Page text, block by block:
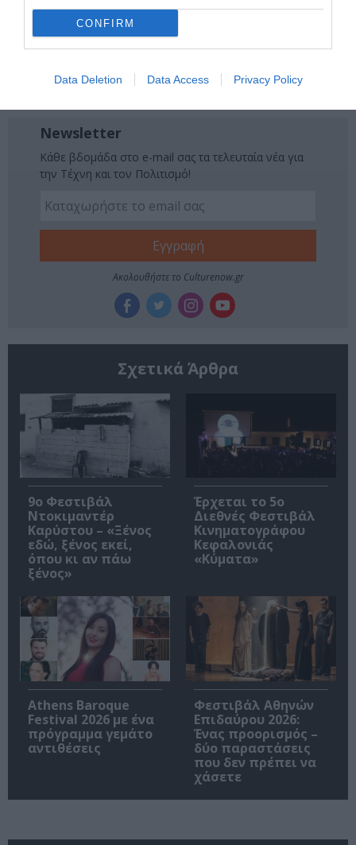
CONFIRM
Data Deletion Data Access Privacy Policy
ΦΕΣΤΙΒΑΛ ΕΠΙΣΤΗΜΗΣ & ΤΕΧΝΟΛΟΓΙΑΣ
Newsletter
Κάθε βδομάδα στο e-mail σας τα τελευταία νέα για
την Τέχνη και τον Πολιτισμό!
Ακολουθήστε το Culturenow.gr
Σχετικά Άρθρα
9ο Φεστιβάλ
Ντοκιμαντέρ
Καρύστου – «Ξένος
εδώ, ξένος εκεί,
όπου κι αν πάω
ξένος»
Έρχεται το 5ο
Διεθνές Φεστιβάλ
Κινηματογράφου
Κεφαλονιάς
«Κύματα»
Athens Baroque
Festival 2026 με ένα
πρόγραμμα γεμάτο
αντιθέσεις
Φεστιβάλ Αθηνών
Επιδαύρου 2026:
Ένας προορισμός –
δύο παραστάσεις
που δεν πρέπει να
χάσετε